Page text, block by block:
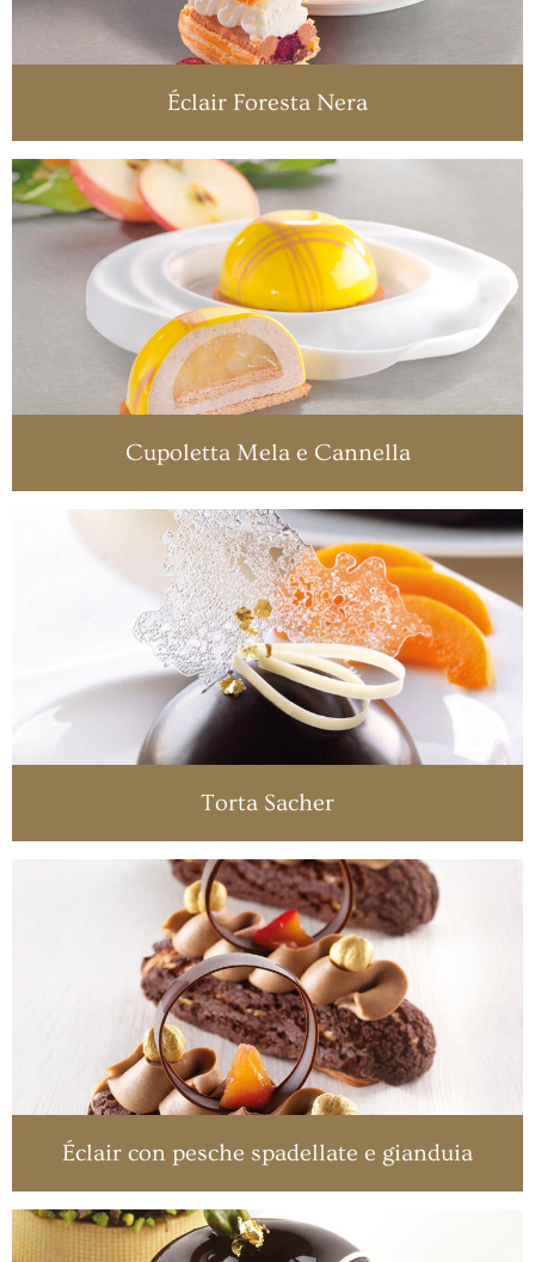
Éclair Foresta Nera
Cupoletta Mela e Cannella
Torta Sacher
Éclair con pesche spadellate e gianduia